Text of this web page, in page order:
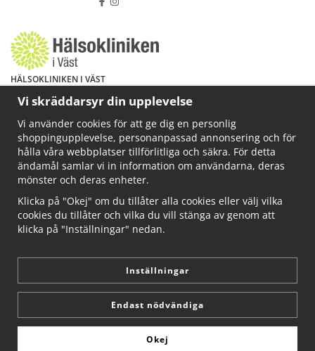
HÄLSOKLINIKEN I VÄST
Har du hälsoproblem? Fråga mig!
Välkommen att maila mig på
info@ahkliniken.se eller ring 070-622 85 65
Läs gärna mer på www.ahkliniken.se
Drift & produktion:Wikinggruppen
Vi skräddarsyr din upplevelse
Vi använder cookies för att ge dig en personlig
shoppingupplevelse, personanpassad annonsering och för
hålla våra webbplatser tillförlitliga och säkra. För detta
ändamål samlar vi in information om användarna, deras
mönster och deras enheter.
Klicka på "Okej" om du tillåter alla cookies eller välj vilka
cookies du tillåter och vilka du vill stänga av genom att
klicka på "Inställningar" nedan.
Inställningar
Endast nödvändiga
Okej